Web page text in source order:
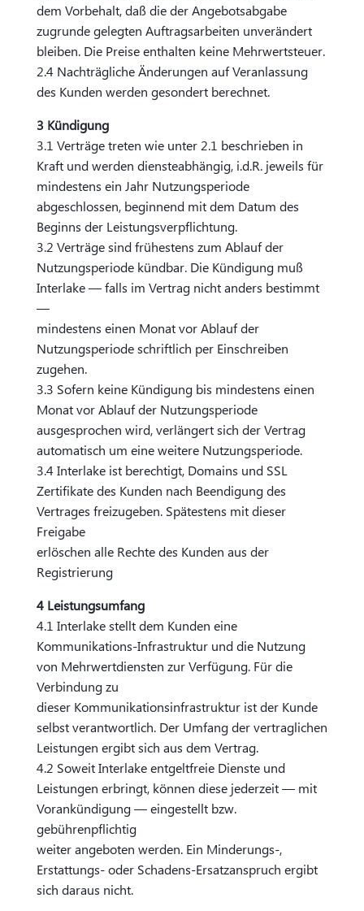
dem Vorbehalt, daß die der Angebotsabgabe
zugrunde gelegten Auftragsarbeiten unverändert
bleiben. Die Preise enthalten keine Mehrwertsteuer.
2.4 Nachträgliche Änderungen auf Veranlassung
des Kunden werden gesondert berechnet.
3 Kündigung
3.1 Verträge treten wie unter 2.1 beschrieben in
Kraft und werden diensteabhängig, i.d.R. jeweils für
mindestens ein Jahr Nutzungsperiode
abgeschlossen, beginnend mit dem Datum des
Beginns der Leistungsverpflichtung.
3.2 Verträge sind frühestens zum Ablauf der
Nutzungsperiode kündbar. Die Kündigung muß
Interlake — falls im Vertrag nicht anders bestimmt
—
mindestens einen Monat vor Ablauf der
Nutzungsperiode schriftlich per Einschreiben
zugehen.
3.3 Sofern keine Kündigung bis mindestens einen
Monat vor Ablauf der Nutzungsperiode
ausgesprochen wird, verlängert sich der Vertrag
automatisch um eine weitere Nutzungsperiode.
3.4 Interlake ist berechtigt, Domains und SSL
Zertifikate des Kunden nach Beendigung des
Vertrages freizugeben. Spätestens mit dieser
Freigabe
erlöschen alle Rechte des Kunden aus der
Registrierung
4 Leistungsumfang
4.1 Interlake stellt dem Kunden eine
Kommunikations-Infrastruktur und die Nutzung
von Mehrwertdiensten zur Verfügung. Für die
Verbindung zu
dieser Kommunikationsinfrastruktur ist der Kunde
selbst verantwortlich. Der Umfang der vertraglichen
Leistungen ergibt sich aus dem Vertrag.
4.2 Soweit Interlake entgeltfreie Dienste und
Leistungen erbringt, können diese jederzeit — mit
Vorankündigung — eingestellt bzw.
gebührenpflichtig
weiter angeboten werden. Ein Minderungs-,
Erstattungs- oder Schadens-Ersatzanspruch ergibt
sich daraus nicht.